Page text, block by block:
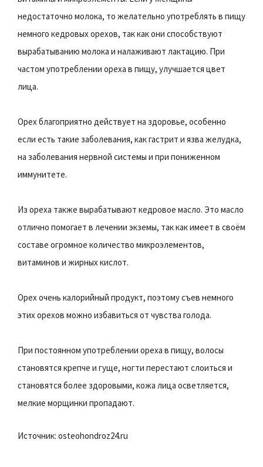
недостаточно молока, то желательно употреблять в пищу
немного кедровых орехов, так как они способствуют
вырабатыванию молока и налаживают лактацию. При
частом употреблении ореха в пищу, улучшается цвет
лица.
Орех благоприятно действует на здоровье, особенно
если есть такие заболевания, как гастрит и язва желудка,
на заболевания нервной системы и при пониженном
иммунитете.
Из ореха также вырабатывают кедровое масло. Это масло
отлично помогает в лечении экземы, так как имеет в своём
составе огромное количество микроэлементов,
витаминов и жирных кислот.
Орех очень калорийный продукт, поэтому съев немного
этих орехов можно избавиться от чувства голода.
При постоянном употреблении ореха в пищу, волосы
становятся крепче и гуще, ногти перестают слоиться и
становятся более здоровыми, кожа лица осветляется,
мелкие морщинки пропадают.
Источник: osteohondroz24.ru